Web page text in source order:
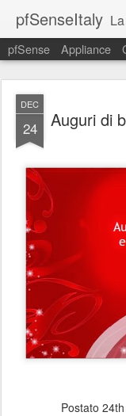
pfSenseItaly
pfSense Appliance
DEC
24 Auguri di
Postato